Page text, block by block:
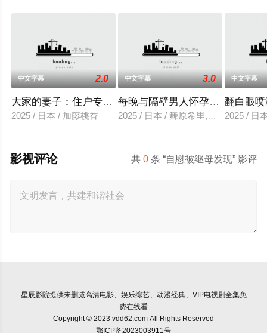
中文字幕 2.0
大家的妻子：住户专用洞口
2025 / 日本 / 加藤桃香
中文字幕 3.0
每晚与隔壁男人怀孕性爱
2025 / 日本 / 舞原希里,佐川金二
中文字幕
翻白眼
2025 / 日
共0 条 “自慰被继母发现” 影评
影视评论
星辰影院提供未删减高清电影、娱乐综艺、动漫经典、VIP电视剧全集免
费在线看
Copyright © 2023 vdd62.com All Rights Reserved
鄂ICP备2023003911号